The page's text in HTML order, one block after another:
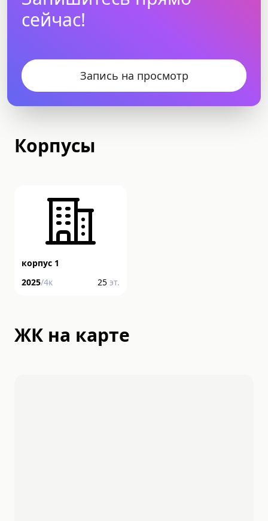
сейчас!
Запись на просмотр
Корпусы
корпус 1
2025/4к 25 эт.
ЖК на карте